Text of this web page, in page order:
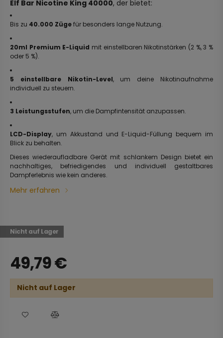
Elf Bar Nicotine King 40000, der bietet:
Bis zu 40.000 Zügefür besonders lange Nutzung.
20ml Premium E-Liquid mit einstellbaren Nikotinstärken (2 %, 3 %
oder 5 %).
5 einstellbare Nikotin-Level, um deine Nikotinaufnahme
individuell zu steuern.
3 Leistungsstufen, um die Dampfintensität anzupassen.
LCD-Display, um Akkustand und E-Liquid-Füllung bequem im
Blick zu behalten.
Dieses wiederaufladbare Gerät mit schlankem Design bietet ein
nachhaltiges, befriedigendes und individuell gestaltbares
Dampferlebnis wie kein anderes.
Mehr erfahren
Nicht auf Lager
49,79€
Nicht auf Lager